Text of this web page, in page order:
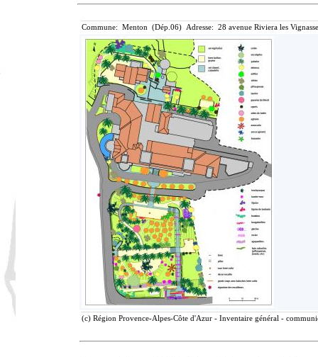
Commune: Menton (Dép.06) Adresse: 28 avenue Riviera les
(c) Région Provence-Alpes-Côte d'Azur - Inventaire général -